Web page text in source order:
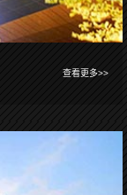
查看更多>>